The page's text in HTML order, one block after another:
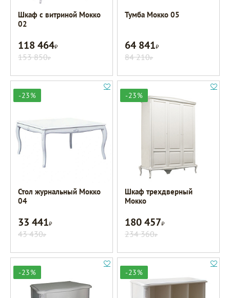
Шкаф с витриной Мокко
02
118 464Р
153 850Р
Тумба Мокко 05
64 841Р
84 210Р
-23%
Стол журнальный Мокко
04
33 441Р
43 430Р
-23%
Шкаф трехдверный
Мокко
180 457Р
234 360Р
-23% -23%